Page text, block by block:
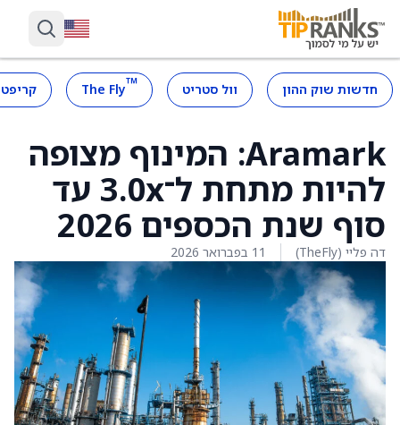
חדשות שוק ההון וול סטריט ™
The Fly
Aramark: המינוף מצופה
להיות מתחת ל־3.0x עד
סוף שנת הכספים 2026
דה פליי (TheFly) 11 בפברואר 2026